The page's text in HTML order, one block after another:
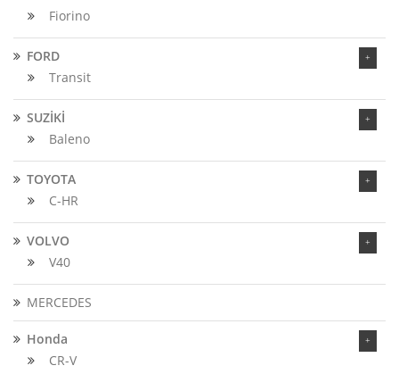
Fiorino
FORD
Transit
SUZİKİ
Baleno
TOYOTA
C-HR
VOLVO
V40
MERCEDES
Honda
CR-V